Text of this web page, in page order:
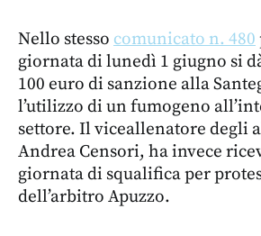
Nello stesso comunicato n. 480
giornata di lunedì 1 giugno si
100 euro di sanzione alla
l’utilizzo di un fumogeno
settore. Il viceallenatore degli
Andrea Censori, ha invece
giornata di squalifica per
dell’arbitro Apuzzo.